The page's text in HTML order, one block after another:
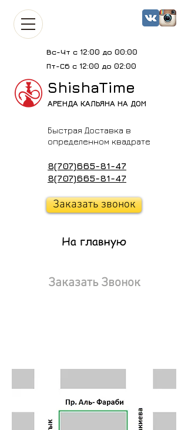
ShishaTime
АРЕНДА КАЛЬЯНА НА ДОМ
Быстрая Доставка в
определенном квадрате
8(707)665-81-47
8(707)665-81-47
Заказать звонок
Вс-Чт с 12:00 до 00:00
Пт-Сб с 12:00 до 02:00
На главную
Заказать Звонок